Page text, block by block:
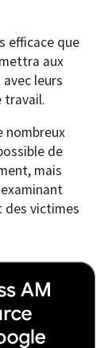
efficace que
aux
leurs
travail.
nombreux
de
mais
des victimes